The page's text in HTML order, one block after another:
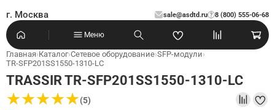
г. Москва sale@asdtd.ru 8 (800) 555-06-68
?
Меню
Главная›Каталог›Сетевое оборудование›SFP-модули›
TR-SFP201SS1550-1310-LC
TRASSIR TR-SFP201SS1550-1310-LC
★★★★★
★★★★★(5)